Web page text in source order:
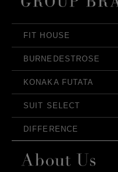
FIT HOUSE
BURNEDESTROSE
KONAKA FUTATA
SUIT SELECT
DIFFERENCE